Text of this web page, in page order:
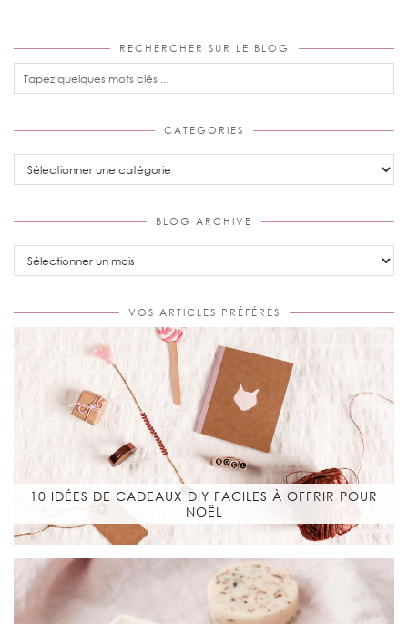
RECHERCHER SUR LE BLOG
CATEGORIES
Categories
BLOG ARCHIVE
Blog
Archive
VOS ARTICLES PRÉFÉRÉS
10 IDÉES DE CADEAUX DIY FACILES À OFFRIR POUR
NOËL